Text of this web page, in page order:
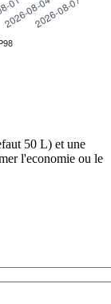
50 L) et une
l'economie ou le